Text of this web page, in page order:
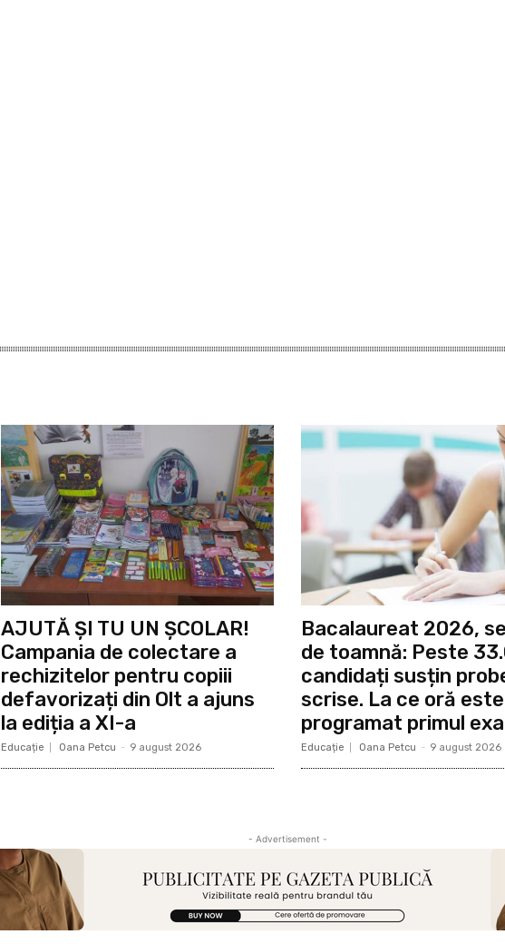
AJUTĂ ȘI TU UN ȘCOLAR!
Campania de colectare a
rechizitelor pentru copiii
defavorizați din Olt a ajuns
la ediția a XI-a
Educație Oana Petcu - 9 august 2026
Bacalaureat 2026,
de toamnă: Peste
candidați susțin
scrise. La ce oră este
programat primul
Educație Oana Petcu - 9 august 2026
- Advertisement -